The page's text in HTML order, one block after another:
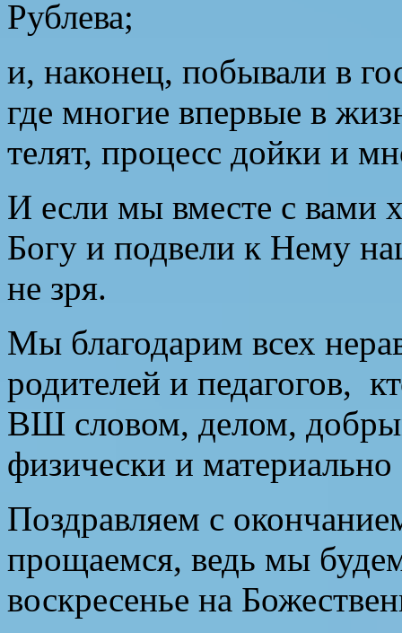
Рублева;
и, наконец, побывали в
где многие впервые в
телят, процесс дойки и
И если мы вместе с вами
Богу и подвели к Нему
не зря.
Мы благодарим всех
родителей и педагогов,
ВШ словом, делом,
физически и
Поздравляем с
прощаемся, ведь мы
воскресенье на